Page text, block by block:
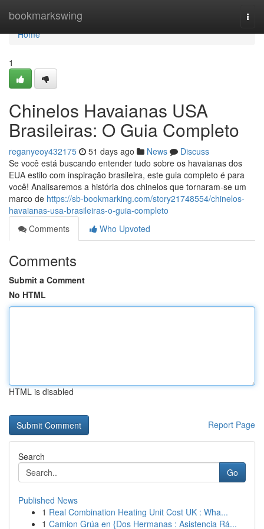
bookmarkswing
Home
Home
1
Chinelos Havaianas USA
Brasileiras: O Guia Completo
reganyeoy432175 51 days ago News
Discuss
Se você está buscando entender tudo sobre os havaianas dos
EUA estilo com inspiração brasileira, este guia completo é para
você! Analisaremos a história dos chinelos que tornaram-se um
marco de https://sb-bookmarking.com/story21748554/chinelos-
havaianas-usa-brasileiras-o-guia-completo
Comments
Who Upvoted
Comments
Submit a Comment
No HTML
HTML is disabled
Report Page
Search
Go
Published News
1 Real Combination Heating Unit Cost UK : Wha...
1 Camion Grúa en {Dos Hermanas : Asistencia Rá...